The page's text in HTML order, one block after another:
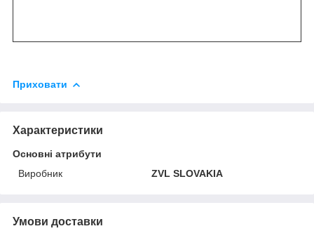
Приховати
Характеристики
Основні атрибути
Виробник
ZVL SLOVAKIA
Умови доставки